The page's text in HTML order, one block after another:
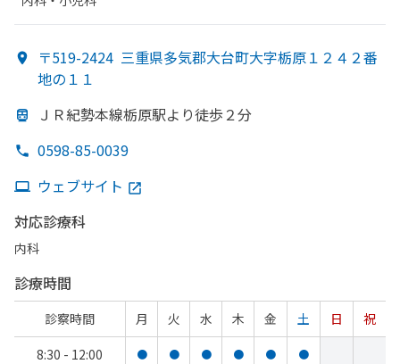
〒519-2424 三重県多気郡大台町大字栃原１２４２番
地の１１
ＪＲ紀勢本線栃原駅より徒歩２分
0598-85-0039
ウェブサイト
対応診療科
内科
診療時間
診察時間 月 火 水 木 金 土 日
祝
8:30 - 12:00
● ● ● ● ● ●